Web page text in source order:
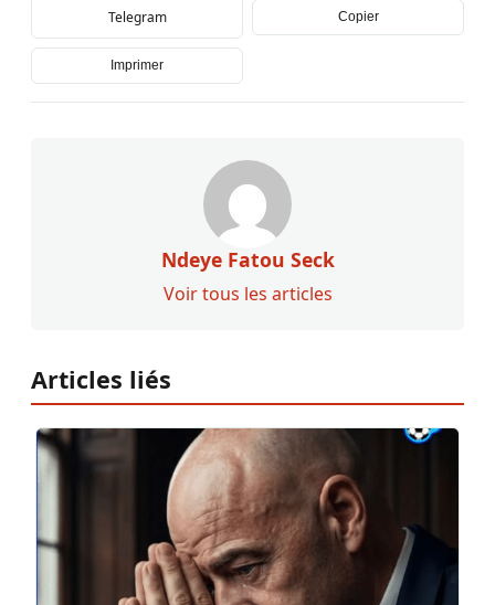
Telegram Copier
Imprimer
Ndeye Fatou Seck
Voir tous les articles
Articles liés